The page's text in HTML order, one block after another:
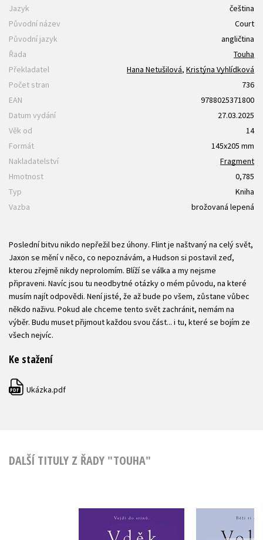
Jazyk
čeština
Původní název
Court
Původní jazyk
angličtina
Řada
Touha
Překladatel
Hana Netušilová, Kristýna Vyhlídková
Počet stran
736
EAN
9788025371800
Datum vydání
27.03.2025
Věk od
14
Formát
145x205 mm
Nakladatelství
Fragment
Hmotnost
0,785
Typ
Kniha
Vazba
brožovaná lepená
Poslední bitvu nikdo nepřežil bez úhony. Flint je naštvaný na celý svět,
Jaxon se mění v něco, co nepoznávám, a Hudson si postavil zeď,
kterou zřejmě nikdy neprolomím. Blíží se válka a my nejsme
připraveni. Navíc jsou tu neodbytné otázky o mém původu, na které
musím najít odpovědi. Není jisté, že až bude po všem, zůstane vůbec
někdo naživu. Pokud ale chceme tento svět zachránit, nemám na
výběr. Budu muset přijmout každou svou část... i tu, které se bojím ze
všech nejvíc.
Ke stažení
PDF Ukázka.pdf
DALŠÍ TITULY Z ŘADY "TOUHA"
Vděk